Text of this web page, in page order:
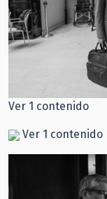
Ver 1 contenido
Ver 1 contenido